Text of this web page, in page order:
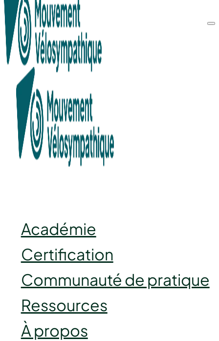
Recherche en cours...
Académie
Certification
Communauté de pratique
Ressources
À propos